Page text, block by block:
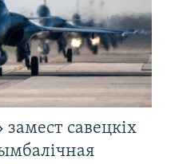
савецкіх